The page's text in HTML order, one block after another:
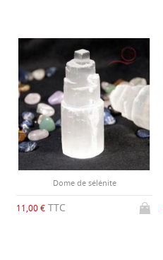
Dome de sélénite
11,00 € TTC